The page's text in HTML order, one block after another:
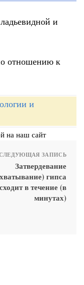
и
отношению к
и
на наш сайт
ЗАПИСЬ
Затвердевание
гипса
в течение (в
минутах)